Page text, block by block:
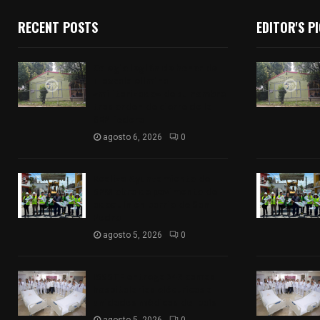
RECENT POSTS
agosto 6, 2026 0
agosto 5, 2026 0
EDITOR'S